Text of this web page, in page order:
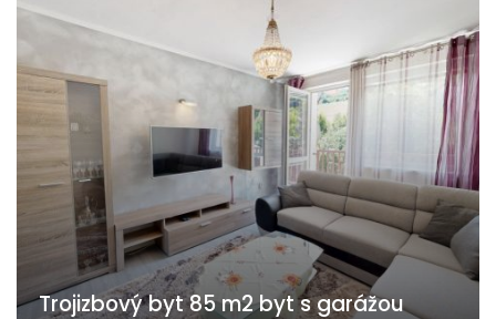
Trojizbový byt 85 m2 byt s garážou